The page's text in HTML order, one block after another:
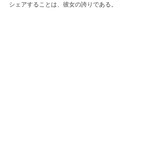
シェアすることは、彼女の誇りである。